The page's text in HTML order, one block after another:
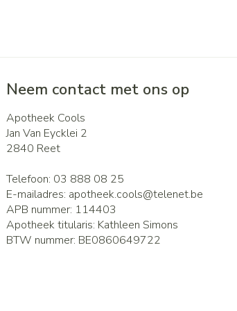
Neem contact met ons op
Apotheek Cools
Jan Van Eycklei 2
2840 Reet
Telefoon: 03 888 08 25
E-mailadres: apotheek.cools@telenet.be
APB nummer: 114403
Apotheek titularis: Kathleen Simons
BTW nummer: BE0860649722